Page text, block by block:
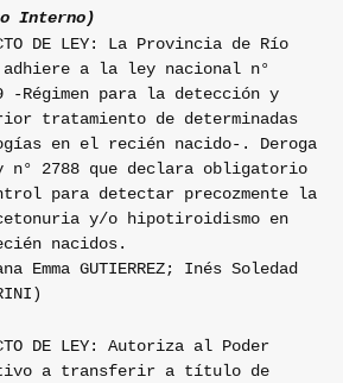
Interno)
DE LEY: La Provincia de Río
adhiere a la ley nacional n°
-Régimen para la detección y
tratamiento de determinadas
en el recién nacido-. Deroga
n° 2788 que declara obligatorio
para detectar precozmente la
y/o hipotiroidismo en
nacidos.
Emma GUTIERREZ; Inés Soledad
DE LEY: Autoriza al Poder
a transferir a título de